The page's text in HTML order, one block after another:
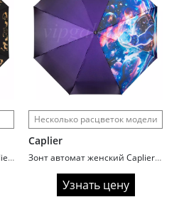
Зонт женский складной Caplier 71010 Golden cats
Несколько расцветок модели
Caplier
Зонт автомат женский Caplier 16080 Fantasy cats
Узнать цену